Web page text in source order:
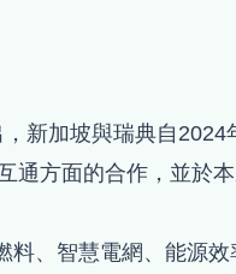
新加坡與瑞典自2024
通方面的合作，並於
、智慧電網、能源效